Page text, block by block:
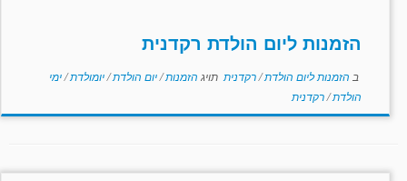
הזמנות ליום הולדת רקדנית
ב הזמנות ליום הולדת/רקדנית תויג הזמנות/יום הולדת/יומולדת/ימי
הולדת/רקדנית